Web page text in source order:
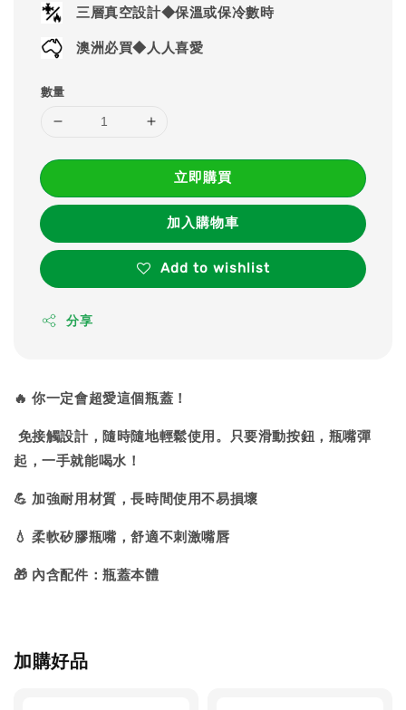
三層真空設計◆保溫或保冷數時
澳洲必買◆人人喜愛
數量
立即購買
加入購物車
Add to wishlist
分享
🔥 你一定會超愛這個瓶蓋！
免接觸設計，隨時隨地輕鬆使用。只要滑動按鈕，瓶嘴彈
起，一手就能喝水！
💪 加強耐用材質，長時間使用不易損壞
💧 柔軟矽膠瓶嘴，舒適不刺激嘴唇
🎁 內含配件：瓶蓋本體
加購好品